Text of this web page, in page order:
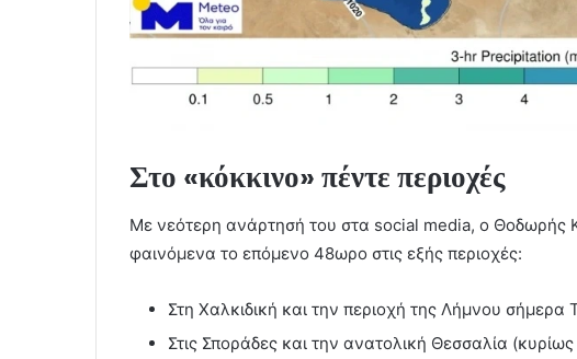
Στο «κόκκινο» πέντε περιοχές
Με νεότερη ανάρτησή του στα social media, ο Θοδωρής
φαινόμενα το επόμενο 48ωρο στις εξής περιοχές:
Στη Χαλκιδική και την περιοχή της Λήμνου σήμερα
Στις Σποράδες και την ανατολική Θεσσαλία